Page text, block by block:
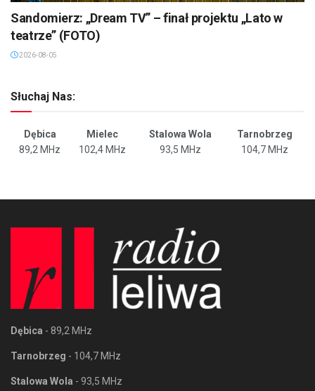
Sandomierz: „Dream TV” – finał projektu „Lato w
teatrze” (FOTO)
2026-08-05
Słuchaj Nas:
Dębica Mielec Stalowa Wola
Tarnobrzeg
89,2 MHz
102,4 MHz 93,5 MHz 104,7 MHz
Dębica - 89,2 MHz
Tarnobrzeg - 104,7 MHz
Stalowa Wola - 93,5 MHz